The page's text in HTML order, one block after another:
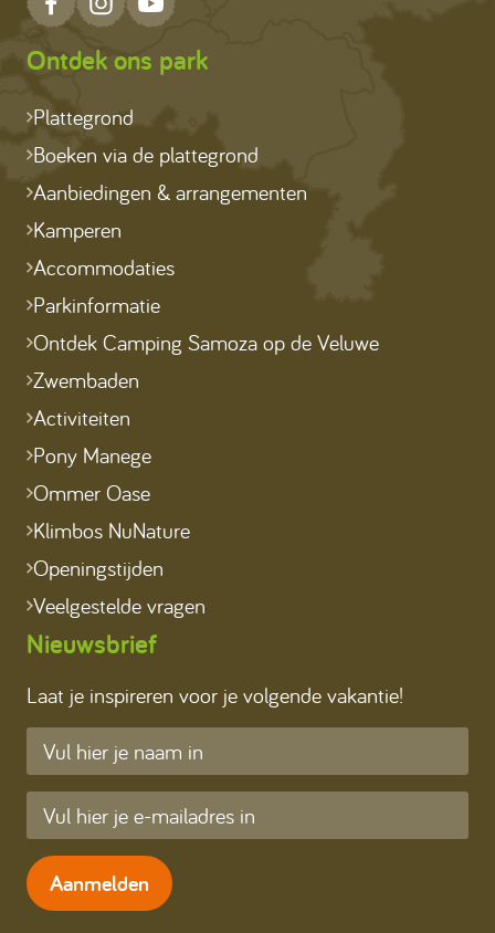
Ontdek ons park
Plattegrond
Boeken via de plattegrond
Aanbiedingen & arrangementen
Kamperen
Accommodaties
Parkinformatie
Ontdek Camping Samoza op de Veluwe
Zwembaden
Activiteiten
Pony Manege
Ommer Oase
Klimbos NuNature
Openingstijden
Veelgestelde vragen
Nieuwsbrief
Laat je inspireren voor je volgende vakantie!
Aanmelden